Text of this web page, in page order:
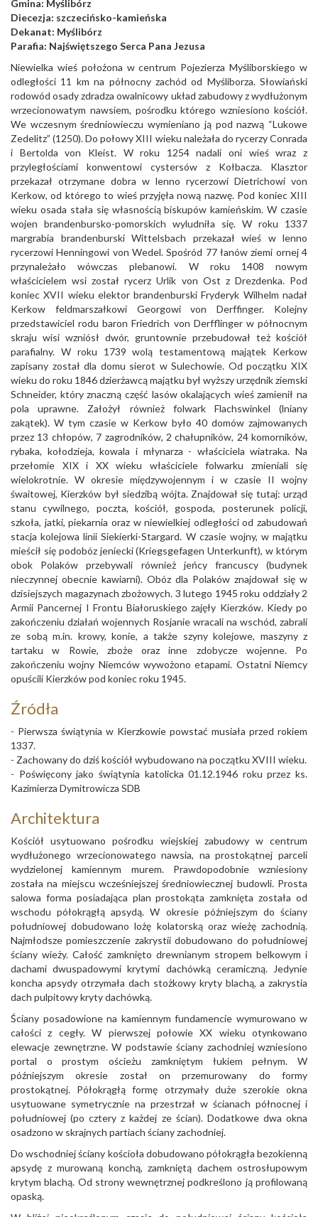
Gmina: Myślibórz
Diecezja: szczecińsko-kamieńska
Dekanat: Myślibórz
Parafia: Najświętszego Serca Pana Jezusa
Niewielka wieś położona w centrum Pojezierza Myśliborskiego w
odległości 11 km na północny zachód od Myśliborza. Słowiański
rodowód osady zdradza owalnicowy układ zabudowy z wydłużonym
wrzecionowatym nawsiem, pośrodku którego wzniesiono kościół.
We wczesnym średniowieczu wymieniano ją pod nazwą “Lukowe
Zedelitz” (1250). Do połowy XIII wieku należała do rycerzy Conrada
i Bertolda von Kleist. W roku 1254 nadali oni wieś wraz z
przyległościami konwentowi cystersów z Kołbacza. Klasztor
przekazał otrzymane dobra w lenno rycerzowi Dietrichowi von
Kerkow, od którego to wieś przyjęła nową nazwę. Pod koniec XIII
wieku osada stała się własnością biskupów kamieńskim. W czasie
wojen brandenbursko-pomorskich wyludniła się. W roku 1337
margrabia brandenburski Wittelsbach przekazał wieś w lenno
rycerzowi Henningowi von Wedel. Spośród 77 łanów ziemi ornej 4
przynależało wówczas plebanowi. W roku 1408 nowym
właścicielem wsi został rycerz Urlik von Ost z Drezdenka. Pod
koniec XVII wieku elektor brandenburski Fryderyk Wilhelm nadał
Kerkow feldmarszałkowi Georgowi von Derffinger. Kolejny
przedstawiciel rodu baron Friedrich von Derfflinger w północnym
skraju wisi wzniósł dwór, gruntownie przebudował też kościół
parafialny. W roku 1739 wolą testamentową majątek Kerkow
zapisany został dla domu sierot w Sulechowie. Od początku XIX
wieku do roku 1846 dzierżawcą majątku był wyższy urzędnik ziemski
Schneider, który znaczną część lasów okalających wieś zamienił na
pola uprawne. Założył również folwark Flachswinkel (lniany
zakątek). W tym czasie w Kerkow było 40 domów zajmowanych
przez 13 chłopów, 7 zagrodników, 2 chałupników, 24 komorników,
rybaka, kołodzieja, kowala i młynarza - właściciela wiatraka. Na
przełomie XIX i XX wieku właściciele folwarku zmieniali się
wielokrotnie. W okresie międzywojennym i w czasie II wojny
śwaitowej, Kierzków był siedzibą wójta. Znajdował się tutaj: urząd
stanu cywilnego, poczta, kościół, gospoda, posterunek policji,
szkoła, jatki, piekarnia oraz w niewielkiej odległości od zabudowań
stacja kolejowa linii Siekierki-Stargard. W czasie wojny, w majątku
mieścił się podobóz jeniecki (Kriegsgefagen Unterkunft), w którym
obok Polaków przebywali również jeńcy francuscy (budynek
nieczynnej obecnie kawiarni). Obóz dla Polaków znajdował się w
dzisiejszych magazynach zbożowych. 3 lutego 1945 roku oddziały 2
Armii Pancernej I Frontu Białoruskiego zajęły Kierzków. Kiedy po
zakończeniu działań wojennych Rosjanie wracali na wschód, zabrali
ze sobą m.in. krowy, konie, a także szyny kolejowe, maszyny z
tartaku w Rowie, zboże oraz inne zdobycze wojenne. Po
zakończeniu wojny Niemców wywożono etapami. Ostatni Niemcy
opuścili Kierzków pod koniec roku 1945.
Źródła
- Pierwsza świątynia w Kierzkowie powstać musiała przed rokiem
1337.
- Zachowany do dziś kościół wybudowano na początku XVIII wieku.
- Poświęcony jako świątynia katolicka 01.12.1946 roku przez ks.
Kazimierza Dymitrowicza SDB
Architektura
Kościół usytuowano pośrodku wiejskiej zabudowy w centrum
wydłużonego wrzecionowatego nawsia, na prostokątnej parceli
wydzielonej kamiennym murem. Prawdopodobnie wzniesiony
została na miejscu wcześniejszej średniowiecznej budowli. Prosta
salowa forma posiadająca plan prostokąta zamknięta została od
wschodu półokrągłą apsydą. W okresie późniejszym do ściany
południowej dobudowano lożę kolatorską oraz wieżę zachodnią.
Najmłodsze pomieszczenie zakrystii dobudowano do południowej
ściany wieży. Całość zamknięto drewnianym stropem belkowym i
dachami dwuspadowymi krytymi dachówką ceramiczną. Jedynie
koncha apsydy otrzymała dach stożkowy kryty blachą, a zakrystia
dach pulpitowy kryty dachówką.
Ściany posadowione na kamiennym fundamencie wymurowano w
całości z cegły. W pierwszej połowie XX wieku otynkowano
elewacje zewnętrzne. W podstawie ściany zachodniej wzniesiono
portal o prostym ościeżu zamkniętym łukiem pełnym. W
późniejszym okresie został on przemurowany do formy
prostokątnej. Półokrągłą formę otrzymały duże szerokie okna
usytuowane symetrycznie na przestrzał w ścianach północnej i
południowej (po cztery z każdej ze ścian). Dodatkowe dwa okna
osadzono w skrajnych partiach ściany zachodniej.
Do wschodniej ściany kościoła dobudowano półokrągła bezokienną
apsydę z murowaną konchą, zamkniętą dachem ostrosłupowym
krytym blachą. Od strony wewnętrznej podkreślono ją profilowaną
opaską.